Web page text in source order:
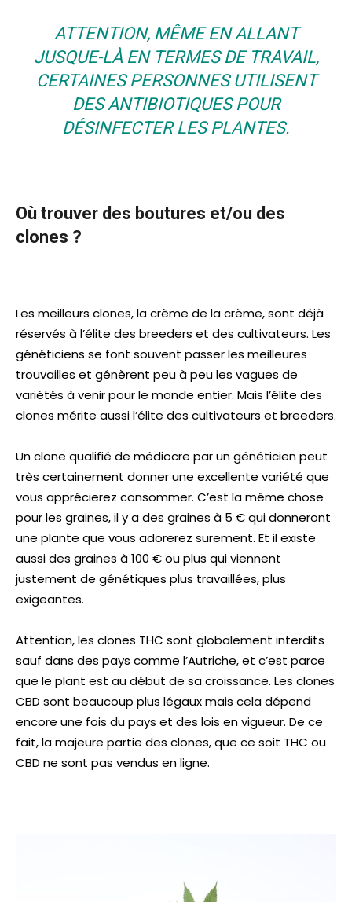
ATTENTION, MÊME EN ALLANT
JUSQUE-LÀ EN TERMES DE TRAVAIL,
CERTAINES PERSONNES UTILISENT
DES ANTIBIOTIQUES POUR
DÉSINFECTER LES PLANTES.
Où trouver des boutures et/ou des
clones ?
Les meilleurs clones, la crème de la crème, sont déjà
réservés à l’élite des breeders et des cultivateurs. Les
généticiens se font souvent passer les meilleures
trouvailles et génèrent peu à peu les vagues de
variétés à venir pour le monde entier. Mais l’élite des
clones mérite aussi l’élite des cultivateurs et breeders.
Un clone qualifié de médiocre par un généticien peut
très certainement donner une excellente variété que
vous apprécierez consommer. C’est la même chose
pour les graines, il y a des graines à 5 € qui donneront
une plante que vous adorerez surement. Et il existe
aussi des graines à 100 € ou plus qui viennent
justement de génétiques plus travaillées, plus
exigeantes.
Attention, les clones THC sont globalement interdits
sauf dans des pays comme l’Autriche, et c’est parce
que le plant est au début de sa croissance. Les clones
CBD sont beaucoup plus légaux mais cela dépend
encore une fois du pays et des lois en vigueur. De ce
fait, la majeure partie des clones, que ce soit THC ou
CBD ne sont pas vendus en ligne.